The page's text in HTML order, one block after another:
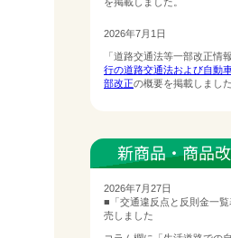
新商品・商品